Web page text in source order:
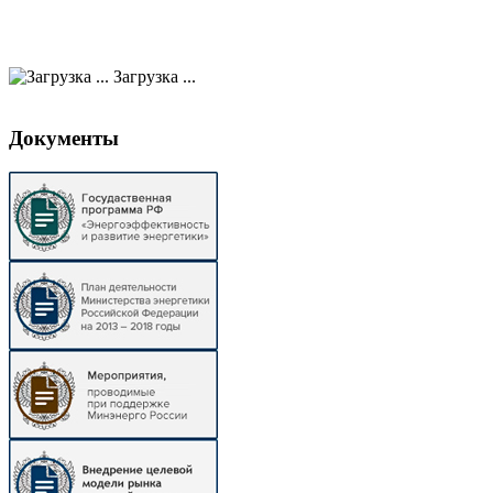
Загрузка ...
Документы